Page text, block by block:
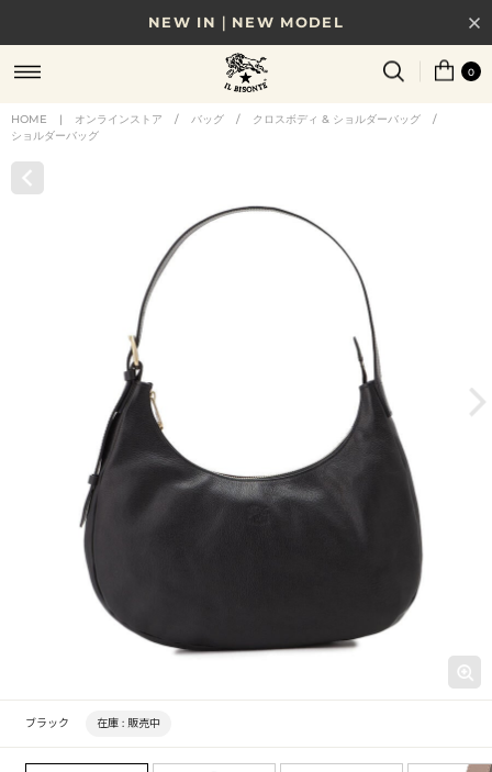
NEW IN｜NEW MODEL
8/17(月)10時まで｜税込11,000円以上で送料無料
贈る相手やシーンから選べる、新しいギフトガイド
0
HOME | オンラインストア / バッグ / クロスボディ & ショルダーバッグ
/
ショルダーバッグ
ブラック 在庫 : 販売中